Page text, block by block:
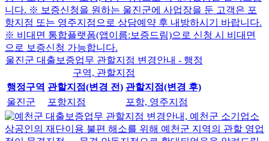
울진군 대출보증업무 관할지점 변경안내 - 행정
구역, 관할지점
행정구역 관할지점(변경 전) 관할지점(변경 후)
울진군
포항지점 포항, 영주지점